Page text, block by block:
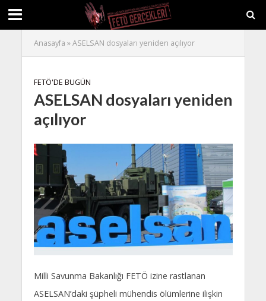
Anasayfa »ASELSAN dosyaları yeniden açılıyor
FETÖ'DE BUGÜN
ASELSAN dosyaları yeniden
açılıyor
Milli Savunma Bakanlığı FETÖ izine rastlanan
ASELSAN’daki şüpheli mühendis ölümlerine ilişkin